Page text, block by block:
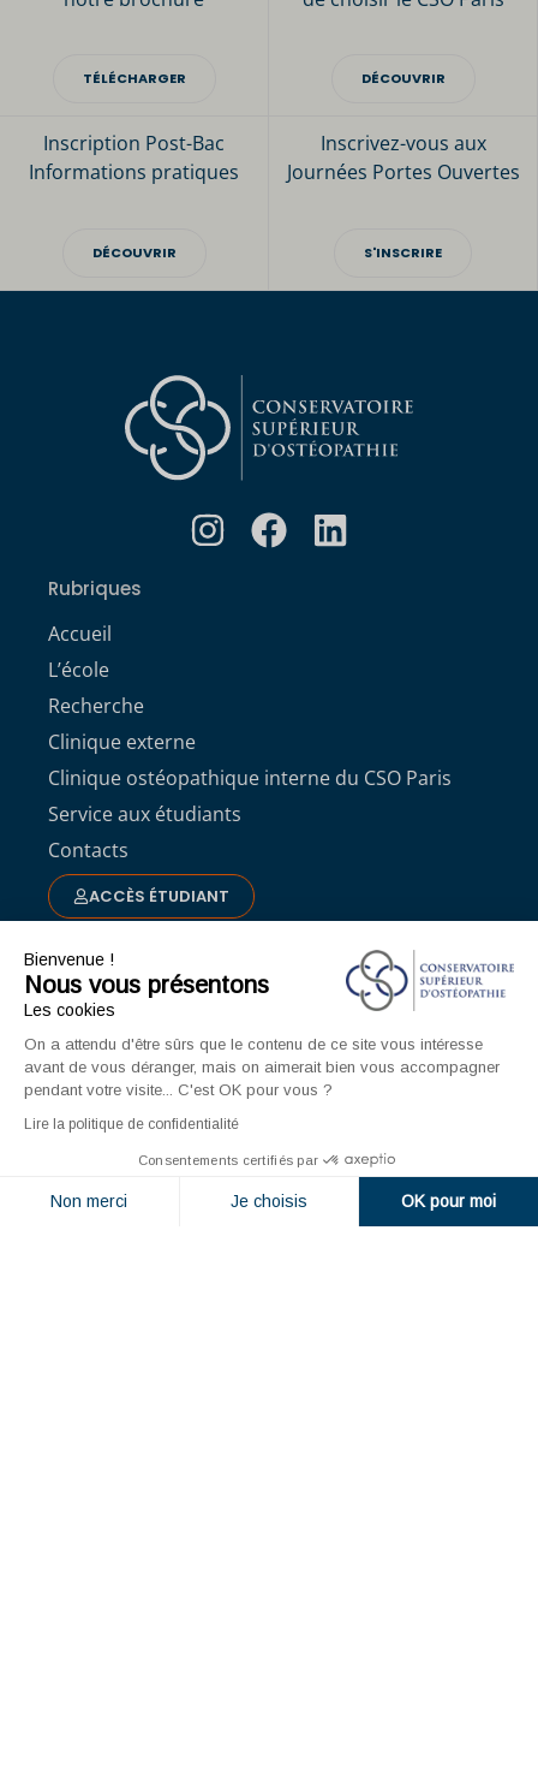
Bienvenue !
Nous vous présentons
Les cookies
On a attendu d'être sûrs que le contenu de ce site vous intéresse
avant de vous déranger, mais on aimerait bien vous accompagner
pendant votre visite... C'est OK pour vous ?
Lire la politique de confidentialité
Consentements certifiés par
Non merci Je choisis OK pour moi
TÉLÉCHARGER DÉCOUVRIR
Inscription Post-Bac
Informations pratiques
DÉCOUVRIR
Inscrivez-vous aux
Journées Portes Ouvertes
S'INSCRIRE
Rubriques
Accueil
L’école
Recherche
Clinique externe
Clinique ostéopathique interne du CSO Paris
Service aux étudiants
Contacts
ACCÈS ÉTUDIANT
Formations
Formation initiale Post Bac
Formation professionnelle
Formation continue
Demande de dossier de candidature
Pour aller plus loin
L’ostéopathie